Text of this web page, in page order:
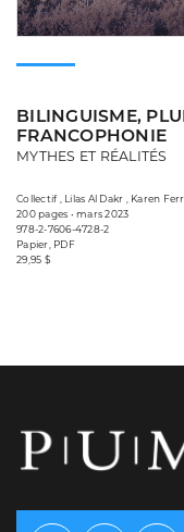
BILINGUISME,
FRANCOPHONIE
MYTHES ET RÉALITÉS
Collectif , Lilas Al Dakr , Karen
200 pages • mars 2023
978-2-7606-4728-2
Papier, PDF
29,95 $